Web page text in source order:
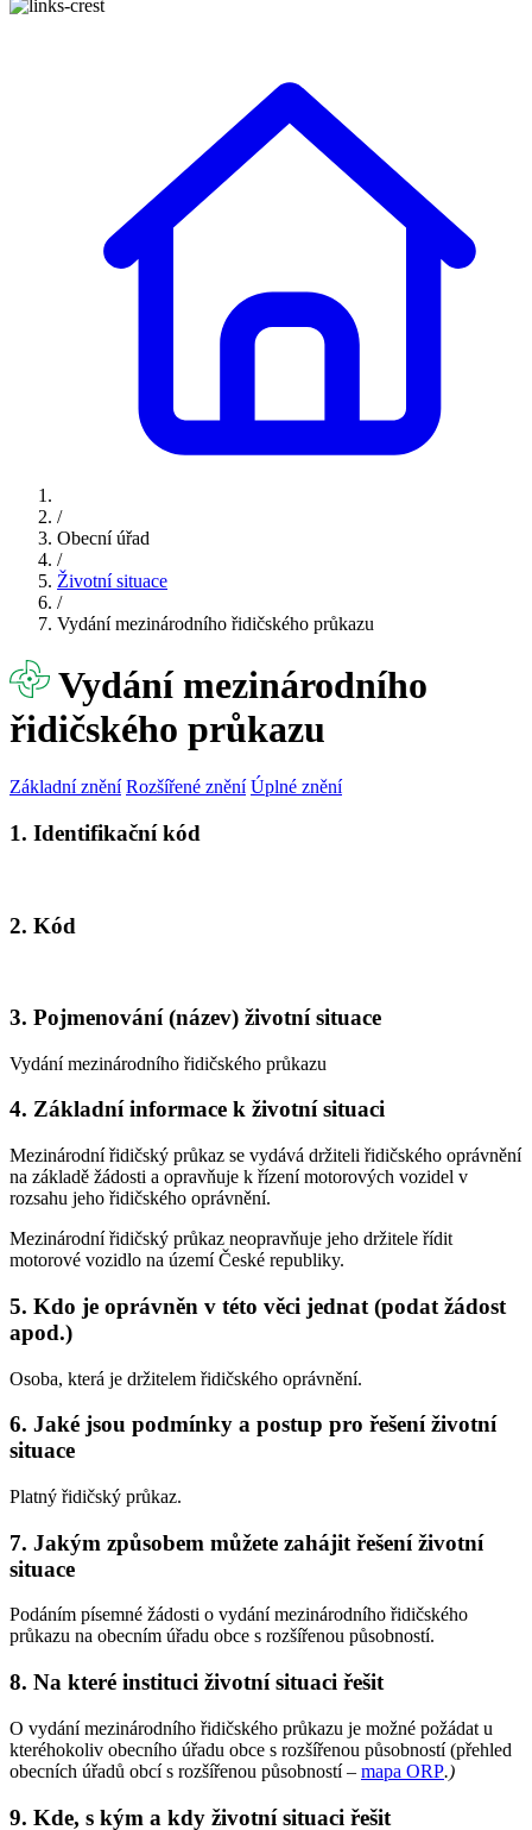
/
Obecní úřad
/
Životní situace
/
Vydání mezinárodního řidičského průkazu
Vydání mezinárodního
řidičského průkazu
Základní znění Rozšířené znění Úplné znění
1. Identifikační kód
2. Kód
3. Pojmenování (název) životní situace
Vydání mezinárodního řidičského průkazu
4. Základní informace k životní situaci
Mezinárodní řidičský průkaz se vydává držiteli řidičského oprávnění
na základě žádosti a opravňuje k řízení motorových vozidel v
rozsahu jeho řidičského oprávnění.
Mezinárodní řidičský průkaz neopravňuje jeho držitele řídit
motorové vozidlo na území České republiky.
5. Kdo je oprávněn v této věci jednat (podat žádost
apod.)
Osoba, která je držitelem řidičského oprávnění.
6. Jaké jsou podmínky a postup pro řešení životní
situace
Platný řidičský průkaz.
7. Jakým způsobem můžete zahájit řešení životní
situace
Podáním písemné žádosti o vydání mezinárodního řidičského
průkazu na obecním úřadu obce s rozšířenou působností.
8. Na které instituci životní situaci řešit
O vydání mezinárodního řidičského průkazu je možné požádat u
kteréhokoliv obecního úřadu obce s rozšířenou působností (přehled
obecních úřadů obcí s rozšířenou působností – mapa ORP.)
9. Kde, s kým a kdy životní situaci řešit